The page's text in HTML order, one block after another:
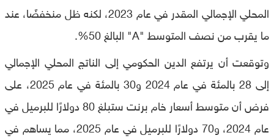
المحلي الإجمالي المقدر في عام 2023، لكنه ظل منخفضًا، عند
ما يقرب من نصف المتوسط "A" البالغ 50%.
وتوقعت أن يرتفع الدين الحكومي إلى الناتج المحلي الإجمالي
إلى 28 بالمئة في عام 2024 و30 بالمئة في عام 2025، على
فرض أن متوسط أسعار خام برنت ستبلغ 80 دولارًا للبرميل في
عام 2024، و70 دولارًا للبرميل في عام 2025، مما يساهم في